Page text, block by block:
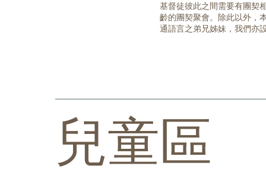
基督徒彼此之間需要有團契
齡的團契聚會。除此以外，
通語言之弟兄姊妹，我們亦
兒童區